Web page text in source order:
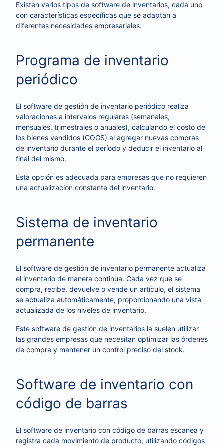
Existen varios tipos de software de inventarios, cada uno
con características específicas que se adaptan a
diferentes necesidades empresariales.
Programa de inventario
periódico
El software de gestión de inventario periódico realiza
valoraciones a intervalos regulares (semanales,
mensuales, trimestrales o anuales), calculando el costo de
los bienes vendidos (COGS) al agregar nuevas compras
de inventario durante el período y deducir el inventario al
final del mismo.
Esta opción es adecuada para empresas que no requieren
una actualización constante del inventario.
Sistema de inventario
permanente
El software de gestión de inventario permanente actualiza
el inventario de manera continua. Cada vez que se
compra, recibe, devuelve o vende un artículo, el sistema
se actualiza automáticamente, proporcionando una vista
actualizada de los niveles de inventario.
Este software de gestión de inventarios la suelen utilizar
las grandes empresas que necesitan optimizar las órdenes
de compra y mantener un control preciso del stock.
Software de inventario con
código de barras
El software de inventario con código de barras escanea y
registra cada movimiento de producto, utilizando códigos